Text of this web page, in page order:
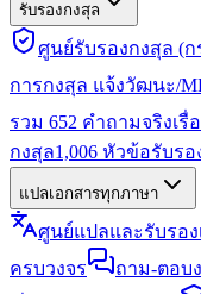
รับรองกงสุล
ศูนย์รับรองกงสุล (
การกงสุล แจ้งวัฒนะ/
รวม 652 คำถามจริงเรื่
กงสุล1,006 หัวข้อรับร
แปลเอกสารทุกภาษา
ศูนย์แปลและรับรอง
ครบวงจร
ถาม-ตอบ